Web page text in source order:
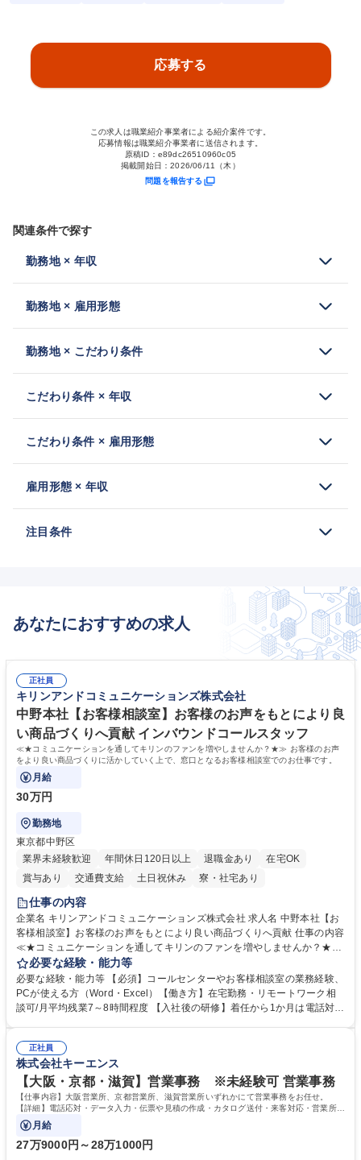
応募する
この求人は職業紹介事業者による紹介案件です。
応募情報は職業紹介事業者に送信されます。
原稿ID： e89dc26510960c05
掲載開始日：2026/06/11（木）
問題を報告する
関連条件で探す
勤務地 × 年収
勤務地 × 雇用形態
勤務地 × こだわり条件
こだわり条件 × 年収
こだわり条件 × 雇用形態
雇用形態 × 年収
注目条件
あなたにおすすめの求人
正社員
キリンアンドコミュニケーションズ株式会社
中野本社【お客様相談室】お客様のお声をもとにより良
い商品づくりへ貢献 インバウンドコールスタッフ
≪★コミュニケーションを通してキリンのファンを増やしませんか？★≫ お客様のお声
をより良い商品づくりに活かしていく上で、窓口となるお客様相談室でのお仕事です。
月給
30万円
勤務地
東京都中野区
業界未経験歓迎
年間休日120日以上 退職金あり
在宅OK
賞与あり
交通費支給 土日祝休み 寮・社宅あり
仕事の内容
企業名 キリンアンドコミュニケーションズ株式会社 求人名 中野本社【お
客様相談室】お客様のお声をもとにより良い商品づくりへ貢献 仕事の内容
≪★コミュニケーションを通してキリンのファンを増やしませんか？★≫
お客様のお声をより良い商品づくりに活かしていく上で、窓口となるお客
様相談室でのお仕事です。 日々お客様からいただくキリングループへのご
意見を、企業活動に活かしています。お客様からの声に迅速かつ誠意をも
って対応、情報提供するとともにグループ内活動に反映しています。 【具
平均100件前後■メール・手紙：同上40件前後 募集職種 中野本社【お客様
相談室】お客様のお声をもとにより良い商品づくりへ貢献
必要な経験・能力等
必要な経験・能力等 【必須】コールセンターやお客様相談室の業務経験、
PCが使える方（Word・Excel）【働き方】在宅勤務・リモートワーク相
談可/月平均残業7～8時間程度 【入社後の研修】着任から1か月は電話対応
すのでご安心ください。 【当社について】キリングループの広報機能を担
う会社として、お客様との出会いを大切にし、磨き上げたホスピタリティ
を込めてコミュニケーションをとりながら広報関連業務を行っておりま
す。 学歴・資格 学歴：大学院 大学 高専 短大 専修学校 高校 語学力： 資
格：
正社員
株式会社キーエンス
【大阪・京都・滋賀】営業事務 ※未経験可 営業事務
【仕事内容】大阪営業所、京都営業所、滋賀営業所いずれかにて営業事務をお任せ。
【詳細】電話応対・データ入力・伝票や見積の作成・カタログ送付・来客対応・営業所内
で発生する事務業務や業務改善をお任せ。
月給
27万9000円～28万1000円